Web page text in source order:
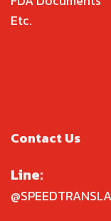
Etc.
Contact Us
Line: